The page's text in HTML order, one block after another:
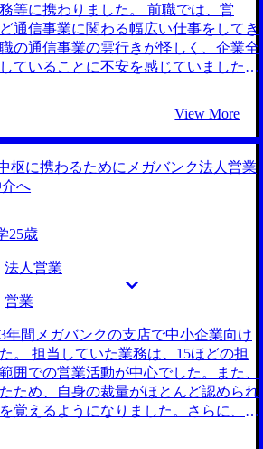
等に携わりました。 前職では、営
通信事業に関わる幅広い仕事をしてき
の通信事業の雲行きが怪しく、企業全
ていることに不安を感じていました。
業の事業成長のために働ける仕事をし
りました。 若いうちから経営層と直
行うことができ、私の転職のきっかけ
消してくれる仕事ではないかと感じた
を感じることも少ないだろうと思った
グファームに興味を持った理由の一つ
トとMyVisionさんの計2社と面談を行
さんが、私の描くキャリアを受け止
を提示してくださっていると感じたか
はコンサルティングファームの知見が
を幅広く紹介してくださいました。そ
いただいたファームごとの反応を見な
のプランを提案してくださったので、
任せることができそうだと考え、
View More
枢に携わるためにメガバンク法人営業
へ
25歳
法人営業
営業
年間メガバンクの支店で中小企業向け
。 担当していた業務は、15ほどの担
囲での営業活動が中心でした。また、
ため、自身の裁量がほとんど認められ
覚えるようになりました。さらに、現